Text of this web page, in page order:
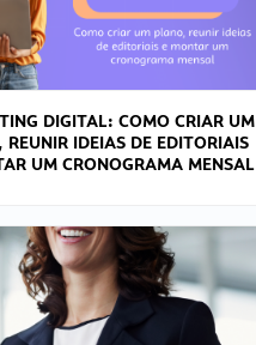
DIGITAL: COMO CRIAR UM
REUNIR IDEIAS DE EDITORIAIS
UM CRONOGRAMA MENSAL